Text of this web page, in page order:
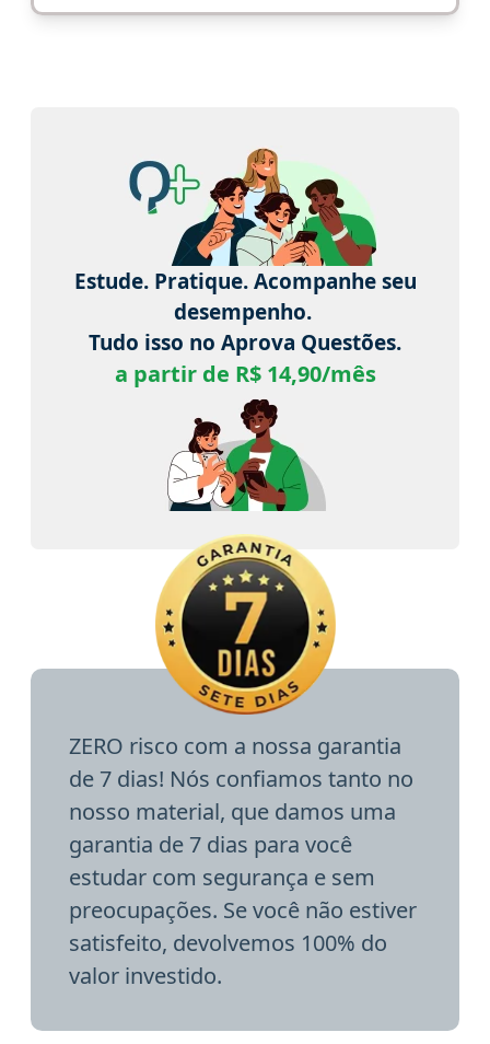
Estude. Pratique. Acompanhe seu
desempenho.
Tudo isso no Aprova Questões.
a partir de R$ 14,90/mês
ZERO risco com a nossa garantia
de 7 dias! Nós confiamos tanto no
nosso material, que damos uma
garantia de 7 dias para você
estudar com segurança e sem
preocupações. Se você não estiver
satisfeito, devolvemos 100% do
valor investido.